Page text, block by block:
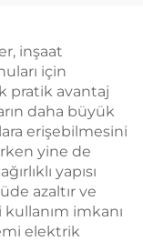
inşaat
için
pratik avantaj
daha büyük
erişebilmesini
yine de
yapısı
azaltır ve
imkanı
elektrik